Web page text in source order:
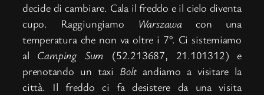
decide di cambiare. Cala il freddo e il cielo diventa
cupo. Raggiungiamo Warszawacon una
temperatura che non va oltre i 7°. Ci sistemiamo
al Camping Sum (52.213687, 21.101312) e
prenotando un taxi Boltandiamo a visitare la
città. Il freddo ci fa desistere da una visita